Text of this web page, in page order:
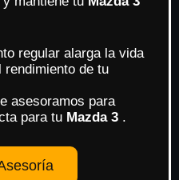
regular alarga la vida
de tu
asesoramos para
para tu Mazda 3 .